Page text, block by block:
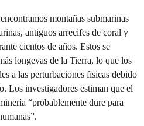
montañas submarinas
antiguos arrecifes de coral y
cientos de años. Estos se
longevas de la Tierra, lo que los
a las perturbaciones físicas debido
Los investigadores estiman que el
“probablemente dure para